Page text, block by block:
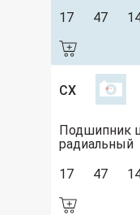
17
47
CX
Подшипник
радиальный
17
47